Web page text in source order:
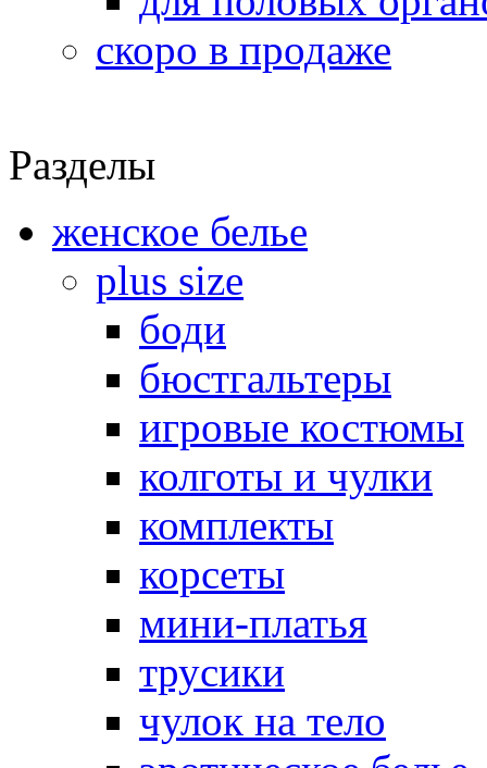
скоро в продаже
Разделы
женское белье
plus size
боди
бюстгальтеры
игровые костюмы
колготы и чулки
комплекты
корсеты
мини-платья
трусики
чулок на тело